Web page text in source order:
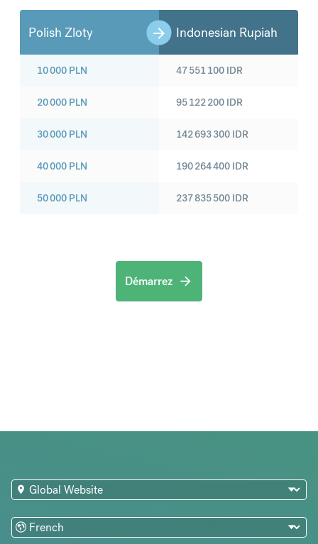
Polish Zloty Indonesian Rupiah
10 000 PLN
20 000 PLN
30 000 PLN
40 000 PLN
50 000 PLN
47 551 100 IDR
95 122 200 IDR
142 693 300 IDR
190 264 400 IDR
237 835 500 IDR
Démarrez